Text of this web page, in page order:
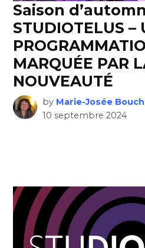
Saison
STUDIOTELUS –
MARQUÉE PAR
NOUVEAUTÉ
by Marie-Josée
10 septembre 2024